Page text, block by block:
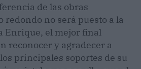
de las obras
no será puesto a la
Enrique, el mejor final
reconocer y agradecer a
principales soportes de su